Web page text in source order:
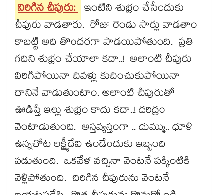
విరిగిన చీపురు: ఇంటిని శుభ్రం చేసేందుకు
చీపురు వాడతారు. రోజు రెండు సార్లు వాడతాం
కాబట్టి అది తొందరగా పాడయిపోతుంది. ప్రతి
గదిని శుభ్రం చేయాలా కదా..! అలాంటి చీపురు
విరిగిపోయినా చివళ్లు కుచించుకుపోయినా
దానినే వాడుతుంటాం. అలాంటి చీపురుతో
ఊడిస్తే ఇల్లు శుభ్రం కాదు కదా..! దరిద్రం
వెంటాడుతుంది. అస్తవ్యస్తంగా .. దుమ్ము.. ధూళి
ఉన్నచోట లక్ష్మీదేవి ఉండేందుకు ఇబ్బంది
పడుతుంది. ఒకవేళ వచ్చినా వెంటనే పక్కింటికి
వెళ్లిపోతుంది. చిరిగిన చీపురును వెంటనే